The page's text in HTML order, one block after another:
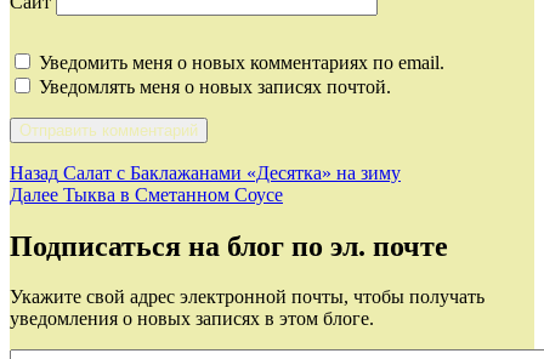
Уведомить меня о новых комментариях по email.
Уведомлять меня о новых записях почтой.
Навигация
по
записям
Назад Предыдущая
запись:
Салат с Баклажанами «Десятка» на зиму
Далее Следующая
Тыква в Сметанном Соусе
Подписаться на блог по эл. почте
Укажите свой адрес электронной почты, чтобы получать
уведомления о новых записях в этом блоге.